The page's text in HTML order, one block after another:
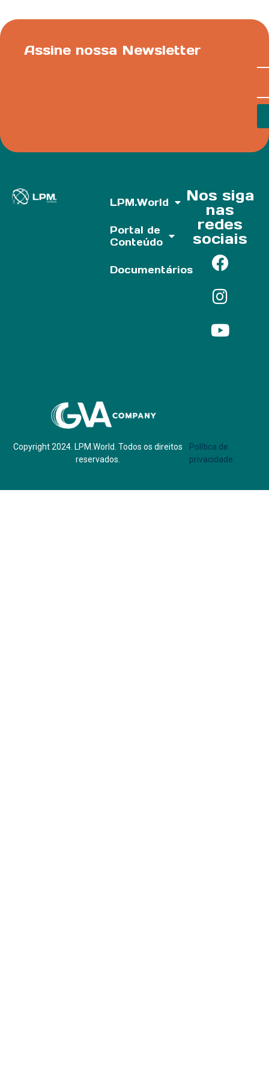
Assine nossa Newsletter
LPM.World
Portal de
Conteúdo
Documentários
Nos siga
nas
redes
sociais
Copyright 2024. LPM.World. Todos os direitos
reservados.
Política de
privacidade.